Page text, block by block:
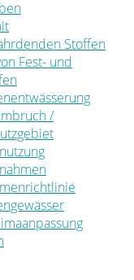
Stoffen
Fest- und
/